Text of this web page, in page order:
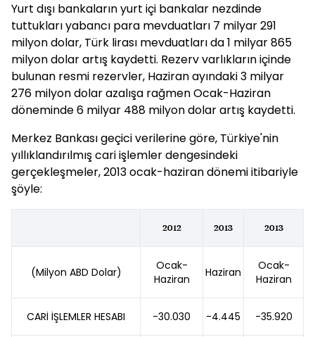
Yurt dışı bankaların yurt içi bankalar nezdinde
tuttukları yabancı para mevduatları 7 milyar 291
milyon dolar, Türk lirası mevduatları da 1 milyar 865
milyon dolar artış kaydetti. Rezerv varlıkların içinde
bulunan resmi rezervler, Haziran ayındaki 3 milyar
276 milyon dolar azalışa rağmen Ocak-Haziran
döneminde 6 milyar 488 milyon dolar artış kaydetti.
Merkez Bankası geçici verilerine göre, Türkiye'nin
yıllıklandırılmış cari işlemler dengesindeki
gerçekleşmeler, 2013 ocak-haziran dönemi itibariyle
şöyle:
2012 2013 2013
(Milyon ABD Dolar)
Ocak-
Haziran
Haziran
Ocak-
Haziran
CARİ İŞLEMLER HESABI -30.030 -4.445 -35.920